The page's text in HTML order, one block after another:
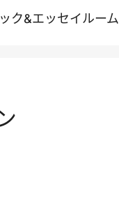
ク&エッセイルーム